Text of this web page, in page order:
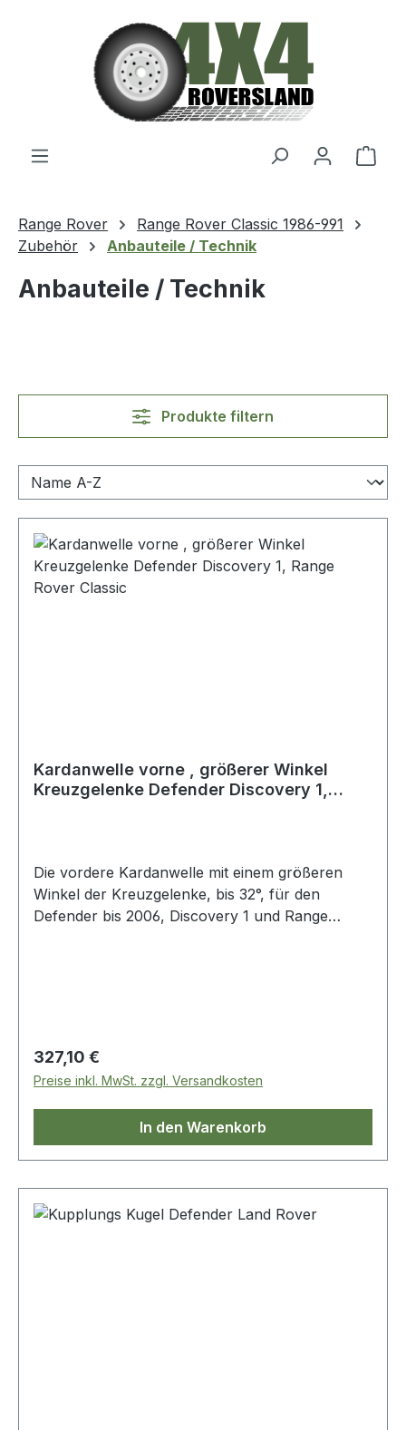
Zum Hauptinhalt springen
Range Rover
Range Rover Classic 1986-991
Zubehör
Anbauteile / Technik
Anbauteile / Technik
Produkte filtern
Kardanwelle vorne , größerer Winkel
Kreuzgelenke Defender Discovery 1,
Die vordere Kardanwelle mit einem größeren
Winkel der Kreuzgelenke, bis 32°, für den
Defender bis 2006, Discovery 1 und Range
Regulärer Preis:
327,10 €
Preise inkl. MwSt. zzgl. Versandkosten
In den Warenkorb